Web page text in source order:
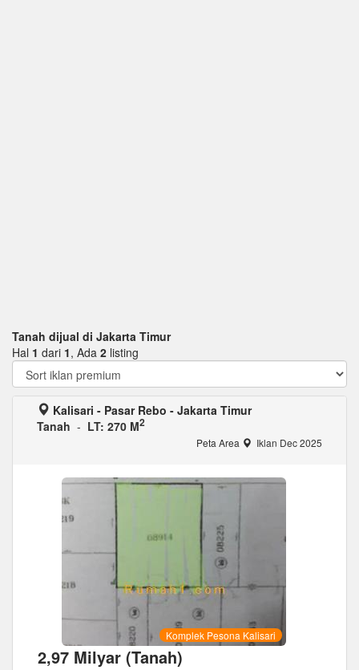
Tanah dijual di Jakarta Timur
Hal 1 dari 1, Ada 2 listing
Kalisari - Pasar Rebo - Jakarta Timur
Tanah - LT: 270 M2
Peta Area Iklan Dec 2025
Komplek Pesona Kalisari
2,97 Milyar (Tanah)